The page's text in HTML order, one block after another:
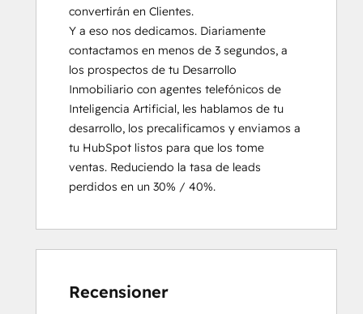
convertirán en Clientes.
Y a eso nos dedicamos. Diariamente
contactamos en menos de 3 segundos, a
los prospectos de tu Desarrollo
Inmobiliario con agentes telefónicos de
Inteligencia Artificial, les hablamos de tu
desarrollo, los precalificamos y enviamos a
tu HubSpot listos para que los tome
ventas. Reduciendo la tasa de leads
perdidos en un 30% / 40%.
Recensioner